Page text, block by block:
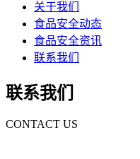
关于我们
食品安全动态
食品安全资讯
联系我们
联系我们
CONTACT US